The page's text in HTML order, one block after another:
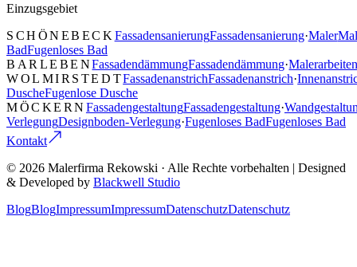
Einzugsgebiet
SCHÖNEBECK FassadensanierungFassadensanierung·Maler
BadFugenloses Bad
BARLEBENFassadendämmungFassadendämmung·
WOLMIRSTEDTFassadenanstrichFassadenanstrich·
DuscheFugenlose Dusche
MÖCKERN FassadengestaltungFassadengestaltung·
VerlegungDesignboden-Verlegung·Fugenloses BadFugenloses Bad
Kontakt
© 2026 Malerfirma Rekowski · Alle Rechte vorbehalten | Designed
& Developed by Blackwell Studio
BlogBlogImpressumImpressumDatenschutzDatenschutz